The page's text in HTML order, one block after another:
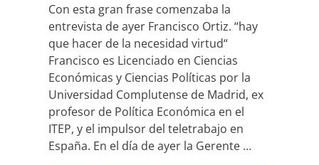
Con esta gran frase comenzaba la
entrevista de ayer Francisco Ortiz. “hay
que hacer de la necesidad virtud“
Francisco es Licenciado en Ciencias
Económicas y Ciencias Políticas por la
Universidad Complutense de Madrid, ex
profesor de Política Económica en el
ITEP, y el impulsor del teletrabajo en
España. En el día de ayer la Gerente …